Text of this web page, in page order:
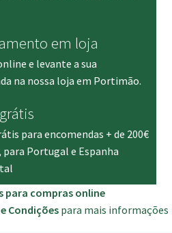
em loja
e levante a sua
na nossa loja em Portimão.
para encomendas + de 200€
para Portugal e Espanha
para compras online
Condiçõespara mais informações